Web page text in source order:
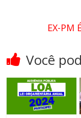
EX-PM
Você